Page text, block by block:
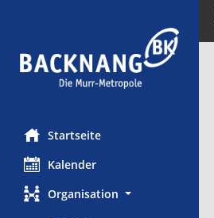
Startseite
Kalender
Organisation